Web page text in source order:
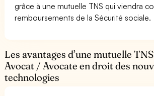
grâce à une mutuelle TNS qui viendra
remboursements de la Sécurité sociale.
Les avantages d’une mutuelle
Avocat / Avocate en droit des
technologies